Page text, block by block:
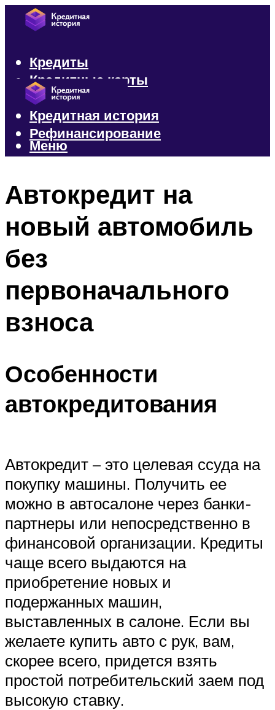
Кредиты
Кредитные карты
Микрозаймы
Кредитная история
Рефинансирование
Меню
Автокредит на
новый автомобиль
без
первоначального
взноса
Особенности
автокредитования
Автокредит – это целевая ссуда на
покупку машины. Получить ее
можно в автосалоне через банки-
партнеры или непосредственно в
финансовой организации. Кредиты
чаще всего выдаются на
приобретение новых и
подержанных машин,
выставленных в салоне. Если вы
желаете купить авто с рук, вам,
скорее всего, придется взять
простой потребительский заем под
высокую ставку.